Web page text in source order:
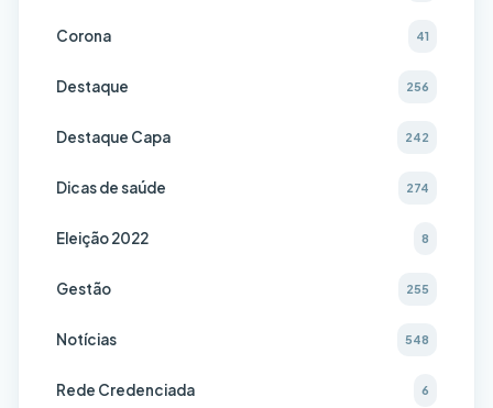
Corona 41
Destaque 256
Destaque Capa 242
Dicas de saúde 274
Eleição 2022 8
Gestão 255
Notícias 548
Rede Credenciada 6